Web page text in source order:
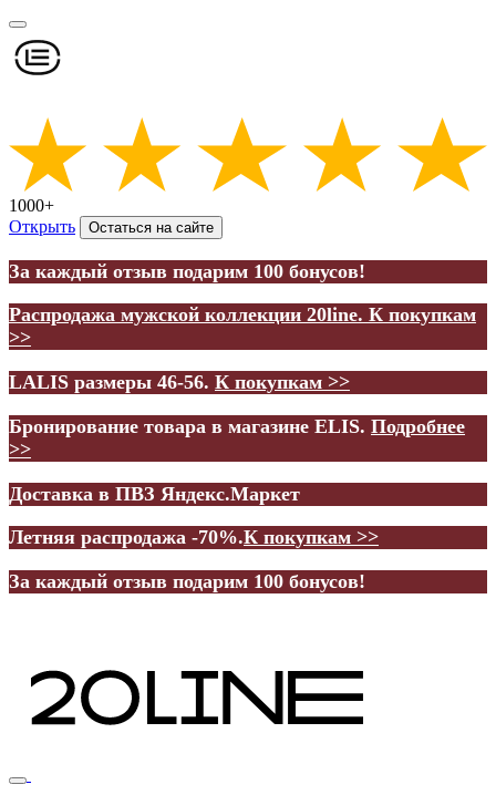
1000+
Открыть
Остаться на сайте
За каждый отзыв подарим 100 бонусов!
Распродажа мужской коллекции 20line. К покупкам
>>
LALIS размеры 46-56. К покупкам >>
Бронирование товара в магазине ELIS. Подробнее
>>
Доставка в ПВЗ Яндекс.Маркет
Летняя распродажа -70%.К покупкам >>
За каждый отзыв подарим 100 бонусов!